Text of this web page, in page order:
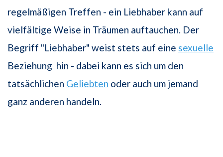
regelmäßigen Treffen - ein Liebhaber kann auf
vielfältige Weise in Träumen auftauchen. Der
Begriff "Liebhaber" weist stets auf eine sexuelle
Beziehung hin - dabei kann es sich um den
tatsächlichen Geliebten oder auch um jemand
ganz anderen handeln.